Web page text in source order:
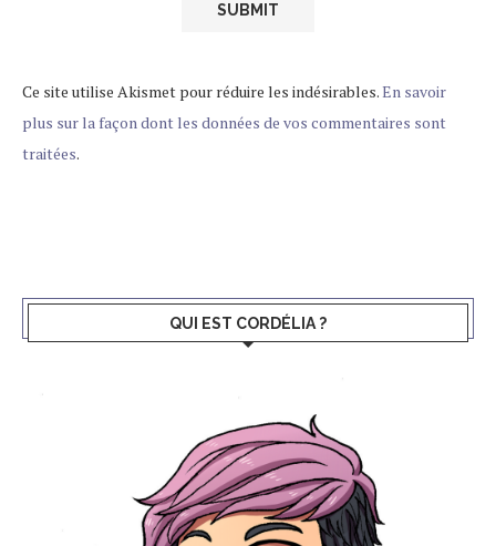
Ce site utilise Akismet pour réduire les indésirables.En savoir
plus sur la façon dont les données de vos commentaires sont
traitées.
QUI EST CORDÉLIA ?